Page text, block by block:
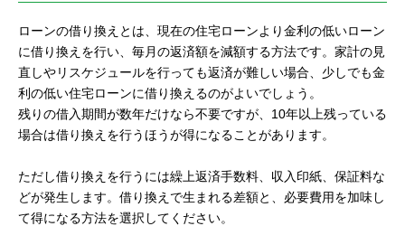
ローンの借り換えとは、現在の住宅ローンより金利の低いローン
に借り換えを行い、毎月の返済額を減額する方法です。家計の見
直しやリスケジュールを行っても返済が難しい場合、少しでも金
利の低い住宅ローンに借り換えるのがよいでしょう。
残りの借入期間が数年だけなら不要ですが、10年以上残っている
場合は借り換えを行うほうが得になることがあります。
ただし借り換えを行うには繰上返済手数料、収入印紙、保証料な
どが発生します。借り換えで生まれる差額と、必要費用を加味し
て得になる方法を選択してください。